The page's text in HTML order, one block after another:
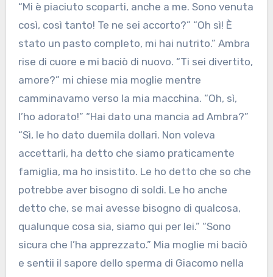
“Mi è piaciuto scoparti, anche a me. Sono venuta
così, così tanto! Te ne sei accorto?” “Oh sì! È
stato un pasto completo, mi hai nutrito.” Ambra
rise di cuore e mi baciò di nuovo. “Ti sei divertito,
amore?” mi chiese mia moglie mentre
camminavamo verso la mia macchina. “Oh, sì,
l’ho adorato!” “Hai dato una mancia ad Ambra?”
“Sì, le ho dato duemila dollari. Non voleva
accettarli, ha detto che siamo praticamente
famiglia, ma ho insistito. Le ho detto che so che
potrebbe aver bisogno di soldi. Le ho anche
detto che, se mai avesse bisogno di qualcosa,
qualunque cosa sia, siamo qui per lei.” “Sono
sicura che l’ha apprezzato.” Mia moglie mi baciò
e sentii il sapore dello sperma di Giacomo nella